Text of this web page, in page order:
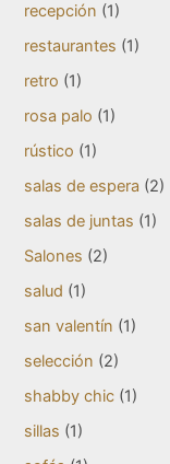
recepción (1)
restaurantes (1)
retro (1)
rosa palo (1)
rústico (1)
salas de espera (2)
salas de juntas (1)
Salones (2)
salud (1)
san valentín (1)
selección (2)
shabby chic (1)
sillas (1)